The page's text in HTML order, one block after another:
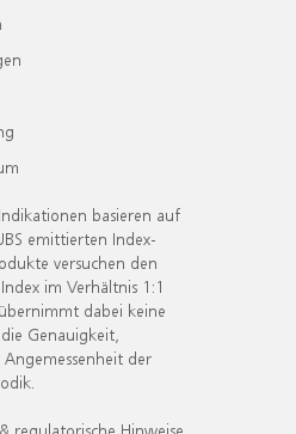
basieren auf
emittierten Index-
versuchen den
im Verhältnis 1:1
dabei keine
Genauigkeit,
der